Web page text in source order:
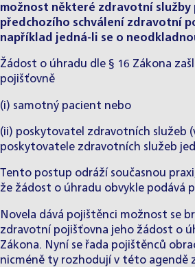
možnost některé zdravotní služby
předchozího schválení zdravotní
například jedná-li se o
Žádost o úhradu dle § 16 Zákona
pojišťovně
(i) samotný pacient nebo
(ii) poskytovatel zdravotních služeb
poskytovatele zdravotních služeb
Tento postup odráží současnou
že žádost o úhradu obvykle podává
Novela dává pojištěnci možnost se
zdravotní pojišťovna jeho žádost o
Zákona. Nyní se řada pojištěnců
nicméně ty rozhodují v této agendě